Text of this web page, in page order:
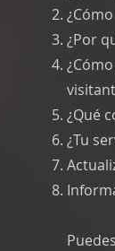
¿Por
¿Qué
¿Tu